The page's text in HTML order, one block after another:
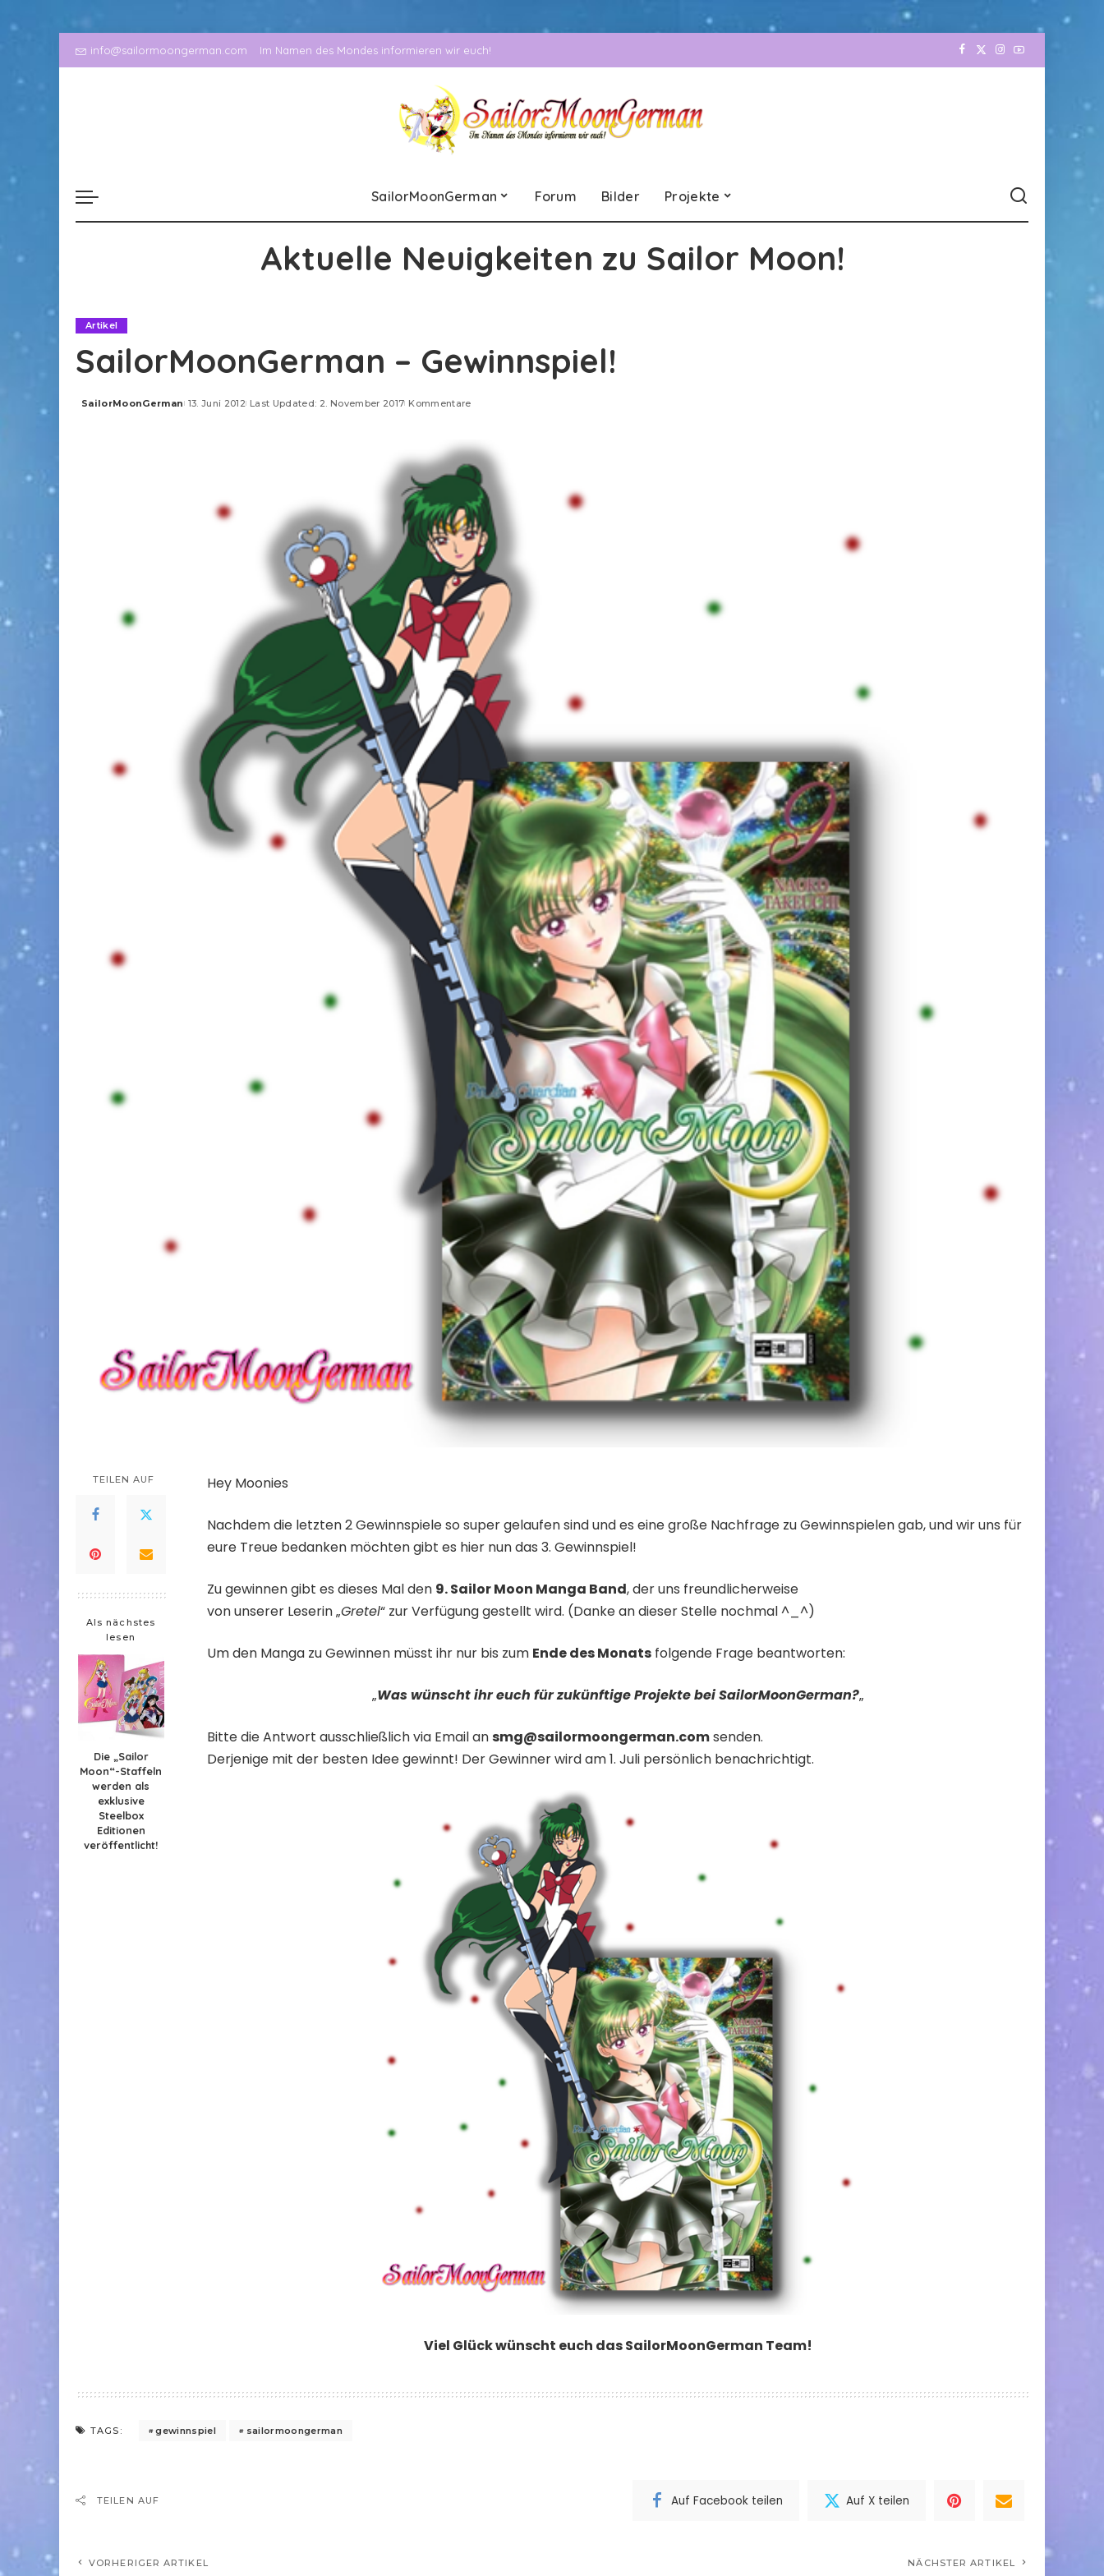
info@sailormoongerman.com Im Namen des Mondes informieren wir euch!
SailorMoonGerman Forum Bilder Projekte
Aktuelle Neuigkeiten zu Sailor Moon!
Artikel
SailorMoonGerman – Gewinnspiel!
Posted
SailorMoonGerman 13. Juni 2012 Last Updated: 2. November 2017 Kommentare
TEILEN AUF
Als nächstes
lesen
Die „Sailor
Moon“-Staffeln
werden als
exklusive
Steelbox
Editionen
veröffentlicht!
Hey Moonies
Nachdem die letzten 2 Gewinnspiele so super gelaufen sind und es eine große Nachfrage zu Gewinnspielen gab, und wir uns für
eure Treue bedanken möchten gibt es hier nun das 3. Gewinnspiel!
Zu gewinnen gibt es dieses Mal den 9. Sailor Moon Manga Band, der uns freundlicherweise
von unserer Leserin „Gretel“ zur Verfügung gestellt wird. (Danke an dieser Stelle nochmal ^_^)
Um den Manga zu Gewinnen müsst ihr nur bis zum Ende des Monats folgende Frage beantworten:
„Was wünscht ihr euch für zukünftige Projekte bei SailorMoonGerman?„
Bitte die Antwort ausschließlich via Email ansmg@sailormoongerman.comsenden.
Derjenige mit der besten Idee gewinnt! Der Gewinner wird am 1. Juli persönlich benachrichtigt.
Viel Glück wünscht euch das SailorMoonGerman Team!
TAGS: gewinnspiel sailormoongerman
TEILEN AUF Auf Facebook teilen Auf X teilen
VORHERIGER ARTIKEL NÄCHSTER ARTIKEL